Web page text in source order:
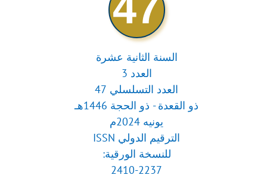
السنة الثانية عشرة
العدد 3
العدد التسلسلي 47
ذو القعدة - ذو الحجة 1446هـ
يونيه 2024م
الترقيم الدولي ISSN
للنسخة الورقية:
2410-2237